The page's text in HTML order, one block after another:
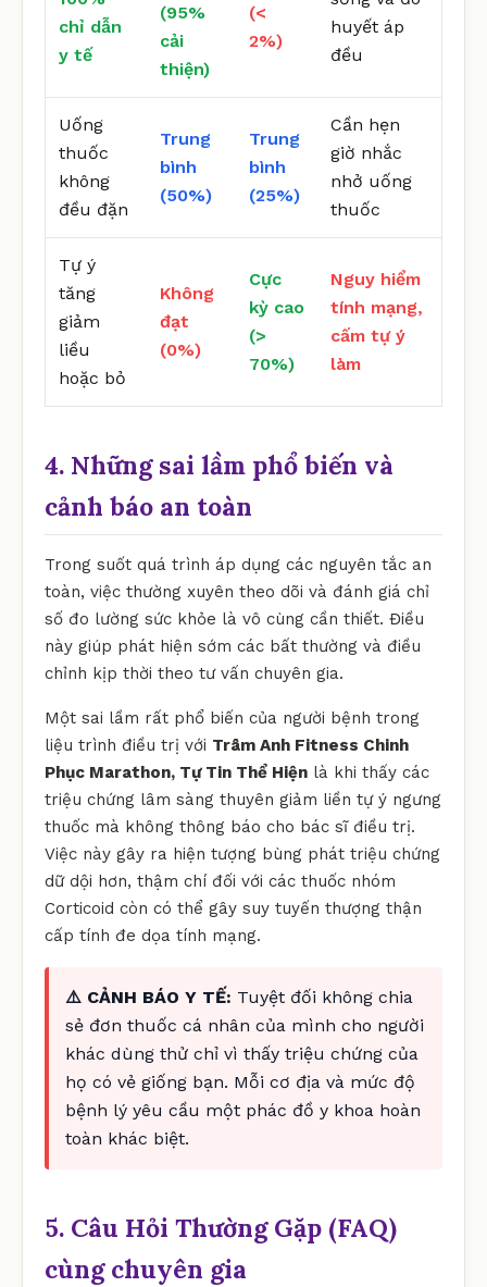
chỉ dẫn
y tế
(95%
cải
thiện)
(<
2%)
huyết áp
đều
Uống
thuốc
không
đều đặn
Trung
bình
(50%)
Trung
bình
(25%)
Cần hẹn
giờ nhắc
nhở uống
thuốc
Tự ý
tăng
giảm
liều
hoặc bỏ
Không
đạt
(0%)
Cực
kỳ cao
(>
70%)
Nguy hiểm
tính mạng,
cấm tự ý
làm
4. Những sai lầm phổ biến và
cảnh báo an toàn
Trong suốt quá trình áp dụng các nguyên tắc an
toàn, việc thường xuyên theo dõi và đánh giá chỉ
số đo lường sức khỏe là vô cùng cần thiết. Điều
này giúp phát hiện sớm các bất thường và điều
chỉnh kịp thời theo tư vấn chuyên gia.
Một sai lầm rất phổ biến của người bệnh trong
liệu trình điều trị với Trâm Anh Fitness Chinh
Phục Marathon, Tự Tin Thể Hiện là khi thấy các
triệu chứng lâm sàng thuyên giảm liền tự ý ngưng
thuốc mà không thông báo cho bác sĩ điều trị.
Việc này gây ra hiện tượng bùng phát triệu chứng
dữ dội hơn, thậm chí đối với các thuốc nhóm
Corticoid còn có thể gây suy tuyến thượng thận
cấp tính đe dọa tính mạng.
⚠️ CẢNH BÁO Y TẾ: Tuyệt đối không chia
sẻ đơn thuốc cá nhân của mình cho người
khác dùng thử chỉ vì thấy triệu chứng của
họ có vẻ giống bạn. Mỗi cơ địa và mức độ
bệnh lý yêu cầu một phác đồ y khoa hoàn
toàn khác biệt.
5. Câu Hỏi Thường Gặp (FAQ)
cùng chuyên gia